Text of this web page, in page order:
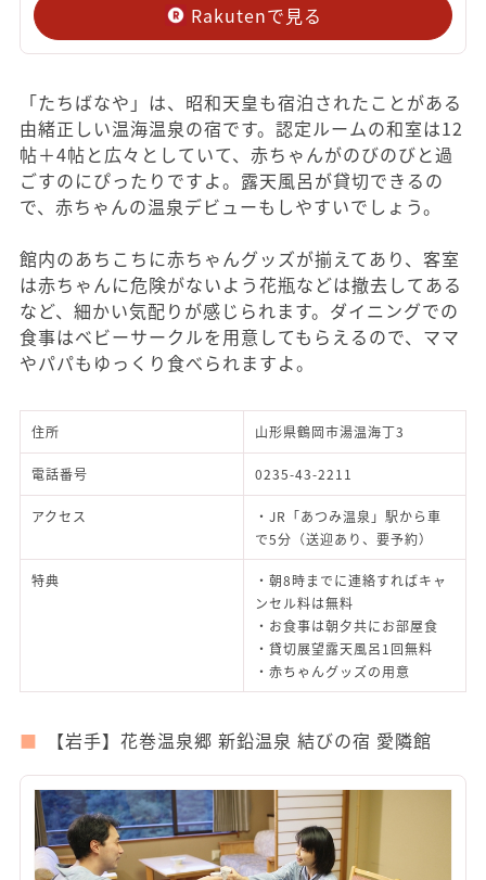
Rakutenで見る
「たちばなや」は、昭和天皇も宿泊されたことがある
由緒正しい温海温泉の宿です。認定ルームの和室は12
帖＋4帖と広々としていて、赤ちゃんがのびのびと過
ごすのにぴったりですよ。露天風呂が貸切できるの
で、赤ちゃんの温泉デビューもしやすいでしょう。
館内のあちこちに赤ちゃんグッズが揃えてあり、客室
は赤ちゃんに危険がないよう花瓶などは撤去してある
など、細かい気配りが感じられます。ダイニングでの
食事はベビーサークルを用意してもらえるので、ママ
やパパもゆっくり食べられますよ。
住所 山形県鶴岡市湯温海丁3
電話番号 0235-43-2211
アクセス
・JR「あつみ温泉」駅から車
で5分（送迎あり、要予約）
特典
・朝8時までに連絡すればキャ
ンセル料は無料
・お食事は朝夕共にお部屋食
・貸切展望露天風呂1回無料
・赤ちゃんグッズの用意
【岩手】花巻温泉郷 新鉛温泉 結びの宿 愛隣館